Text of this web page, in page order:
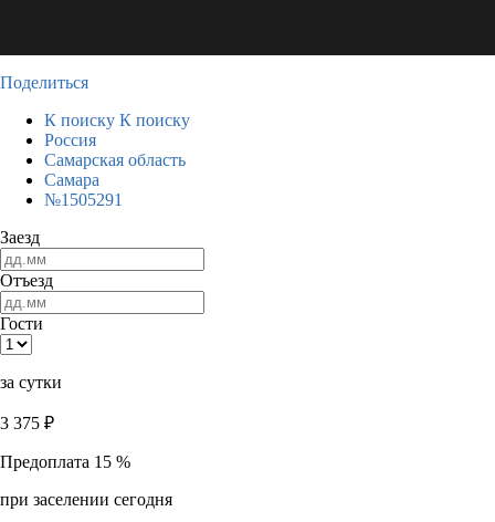
Поделиться
К поиску К поиску
Россия
Самарская область
Самара
№1505291
Заезд
Отъезд
Гости
за сутки
3 375 ₽
Предоплата 15 %
при заселении сегодня